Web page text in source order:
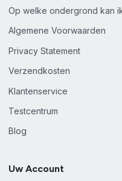
Op welke ondergrond kan
Algemene Voorwaarden
Privacy Statement
Verzendkosten
Klantenservice
Testcentrum
Blog
Uw Account